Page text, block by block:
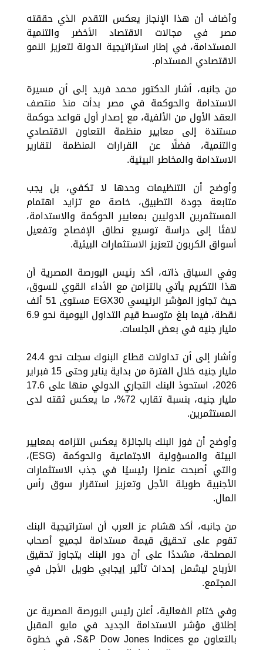
وأضاف أن هذا الإنجاز يعكس التقدم الذي حققته
مصر في مجالات الاقتصاد الأخضر والتنمية
المستدامة، في إطار استراتيجية الدولة لتعزيز النمو
الاقتصادي المستدام.
من جانبه، أشار الدكتور محمد فريد إلى أن مسيرة
الاستدامة والحوكمة في مصر بدأت منذ منتصف
العقد الأول من الألفية، مع إصدار أول قواعد حوكمة
مستندة إلى معايير منظمة التعاون الاقتصادي
والتنمية، فضلًا عن القرارات المنظمة لتقارير
الاستدامة والمخاطر البيئية.
وأوضح أن التنظيمات وحدها لا تكفي، بل يجب
متابعة جودة التطبيق، خاصة مع تزايد اهتمام
المستثمرين الدوليين بمعايير الحوكمة والاستدامة،
لافتًا إلى دراسة توسيع نطاق الإفصاح وتفعيل
أسواق الكربون لتعزيز الاستثمارات البيئية.
وفي السياق ذاته، أكد رئيس البورصة المصرية أن
هذا التكريم يأتي بالتزامن مع الأداء القوي للسوق،
حيث تجاوز المؤشر الرئيسي EGX30 مستوى 51 ألف
نقطة، فيما بلغ متوسط قيم التداول اليومية نحو 6.9
مليار جنيه في بعض الجلسات.
وأشار إلى أن تداولات قطاع البنوك سجلت نحو 24.4
مليار جنيه خلال الفترة من بداية يناير وحتى 15 فبراير
2026، استحوذ البنك التجاري الدولي منها على 17.6
مليار جنيه، بنسبة تقارب 72%، ما يعكس ثقته لدى
المستثمرين.
وأوضح أن فوز البنك بالجائزة يعكس التزامه بمعايير
البيئة والمسؤولية الاجتماعية والحوكمة (ESG)،
والتي أصبحت عنصرًا رئيسيًا في جذب الاستثمارات
الأجنبية طويلة الأجل وتعزيز استقرار سوق رأس
المال.
من جانبه، أكد هشام عز العرب أن استراتيجية البنك
تقوم على تحقيق قيمة مستدامة لجميع أصحاب
المصلحة، مشددًا على أن دور البنك يتجاوز تحقيق
الأرباح ليشمل إحداث تأثير إيجابي طويل الأجل في
المجتمع.
وفي ختام الفعالية، أعلن رئيس البورصة المصرية عن
إطلاق مؤشر الاستدامة الجديد في مايو المقبل
بالتعاون مع S&P Dow Jones Indices، في خطوة